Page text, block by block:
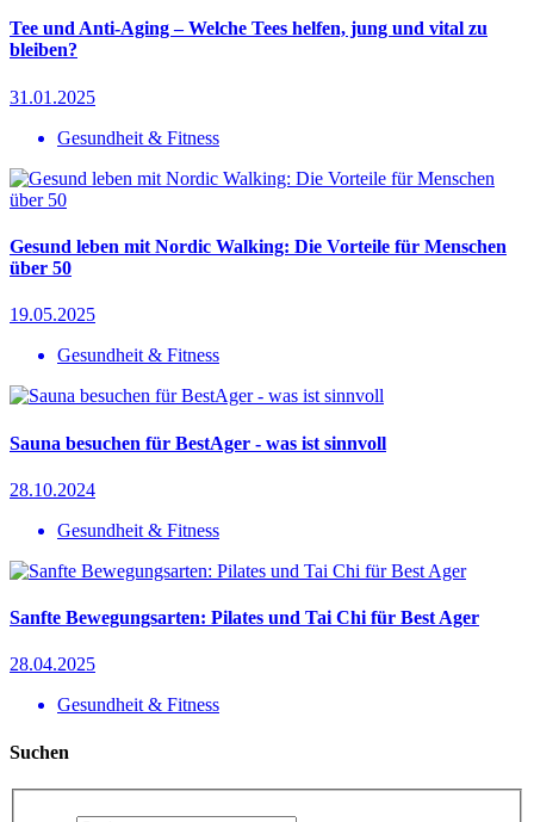
Tee und Anti-Aging – Welche Tees helfen, jung und vital zu
bleiben?
31.01.2025
Gesundheit & Fitness
Gesund leben mit Nordic Walking: Die Vorteile für Menschen
über 50
19.05.2025
Gesundheit & Fitness
Sauna besuchen für BestAger - was ist sinnvoll
28.10.2024
Gesundheit & Fitness
Sanfte Bewegungsarten: Pilates und Tai Chi für Best Ager
28.04.2025
Gesundheit & Fitness
Suchen